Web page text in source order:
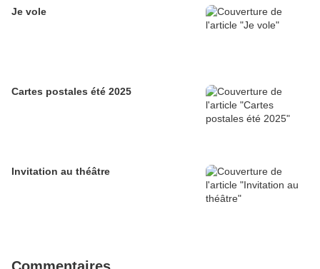
Je vole
Cartes postales été 2025
Invitation au théâtre